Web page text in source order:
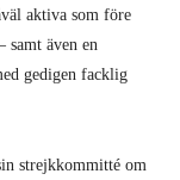
aktiva som före
samt även en
gedigen facklig
strejkkommitté om